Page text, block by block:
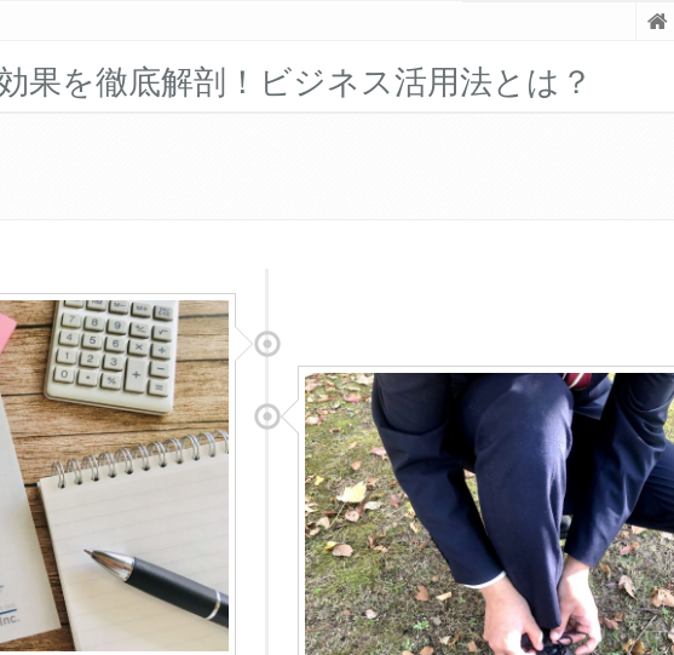
果を徹底解剖！ビジネス活用法とは？